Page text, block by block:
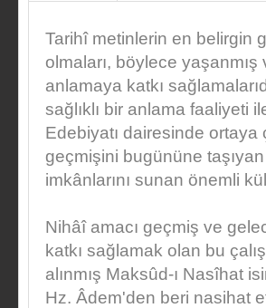
Tarihî metinlerin en belirgin
olmaları, böylece
anlamaya katkı
sağlıklı bir anlama faaliyeti
Edebiyatı dairesinde ortaya
geçmişini bugününe
imkânlarını sunan önemli
Nihâî amacı geçmiş ve
katkı sağlamak olan bu
alınmış Maksûd-ı Nasîhat
Hz. Âdem'den beri nasihat